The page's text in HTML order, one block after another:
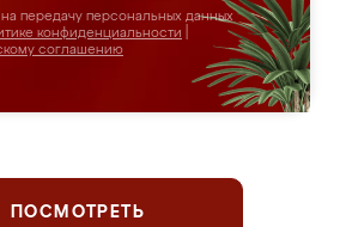
передачу персональных данных
конфиденциальности
соглашению
ПОСМОТРЕТЬ